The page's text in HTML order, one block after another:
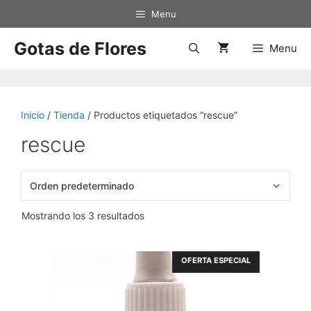
Menu
Gotas de Flores Menu
Inicio / Tienda / Productos etiquetados “rescue”
rescue
Mostrando los 3 resultados
OFERTA ESPECIAL